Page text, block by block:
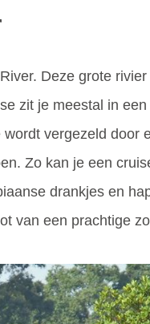
Deze grote
zit je meestal in
vergezeld door
Zo kan je een
drankjes en
van een prachtige